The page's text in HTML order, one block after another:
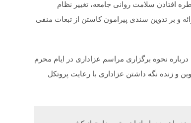
افتادن سلامت روانی جامعه، تغییر نظام
و بر تدوین سندی پیرامون کاستن از تبعات منفی
نحوه برگزاری مراسم عزاداری در ایام محرم
و زنده نگه داشتن عزاداری با رعایت پروتکل